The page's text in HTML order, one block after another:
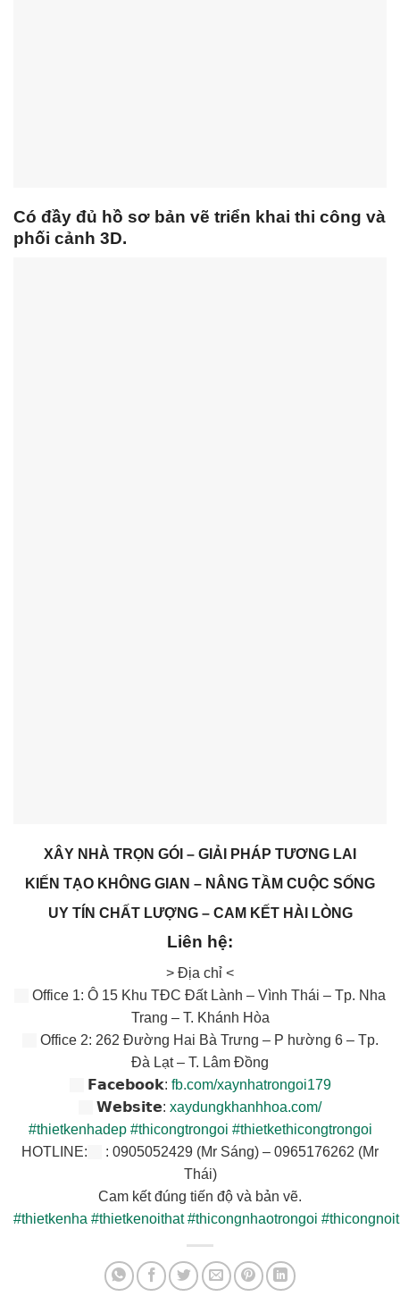
Có đầy đủ hồ sơ bản vẽ triển khai thi công và
phối cảnh 3D.
XÂY NHÀ TRỌN GÓI – GIẢI PHÁP TƯƠNG LAI
KIẾN TẠO KHÔNG GIAN – NÂNG TẦM CUỘC SỐNG
UY TÍN CHẤT LƯỢNG – CAM KẾT HÀI LÒNG
Liên hệ:
> Địa chỉ <
Office 1: Ô 15 Khu TĐC Đất Lành – Vình Thái – Tp. Nha
Trang – T. Khánh Hòa
Office 2: 262 Đường Hai Bà Trưng – P hường 6 – Tp.
Đà Lạt – T. Lâm Đồng
𝗙𝗮𝗰𝗲𝗯𝗼𝗼𝗸: fb.com/xaynhatrongoi179
𝗪𝗲𝗯𝘀𝗶𝘁𝗲: xaydungkhanhhoa.com/
#thietkenhadep #thicongtrongoi #thietkethicongtrongoi
HOTLINE:
: 0905052429 (Mr Sáng) – 0965176262 (Mr
Thái)
Cam kết đúng tiến độ và bản vẽ.
#thietkenha #thietkenoithat #thicongnhaotrongoi